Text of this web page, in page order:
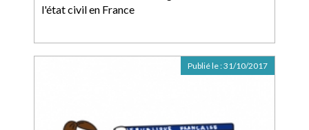
l'état civil en France
Publié le :31/10/2017